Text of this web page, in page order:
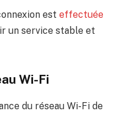
est effectuée
un service stable et
Wi-Fi
du réseau Wi-Fi de